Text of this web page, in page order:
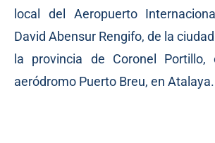
local del Aeropuerto
David Abensur Rengifo, de la
la provincia de Coronel Portillo,
aeródromo Puerto Breu, en Atalaya.